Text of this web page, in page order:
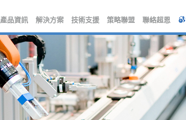
產品資訊 解決方案 技術支援 策略聯盟 聯絡超恩